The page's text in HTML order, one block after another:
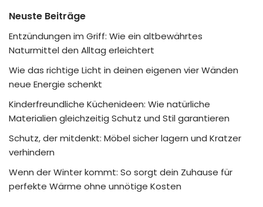
Neuste Beiträge
Entzündungen im Griff: Wie ein altbewährtes
Naturmittel den Alltag erleichtert
Wie das richtige Licht in deinen eigenen vier Wänden
neue Energie schenkt
Kinderfreundliche Küchenideen: Wie natürliche
Materialien gleichzeitig Schutz und Stil garantieren
Schutz, der mitdenkt: Möbel sicher lagern und Kratzer
verhindern
Wenn der Winter kommt: So sorgt dein Zuhause für
perfekte Wärme ohne unnötige Kosten